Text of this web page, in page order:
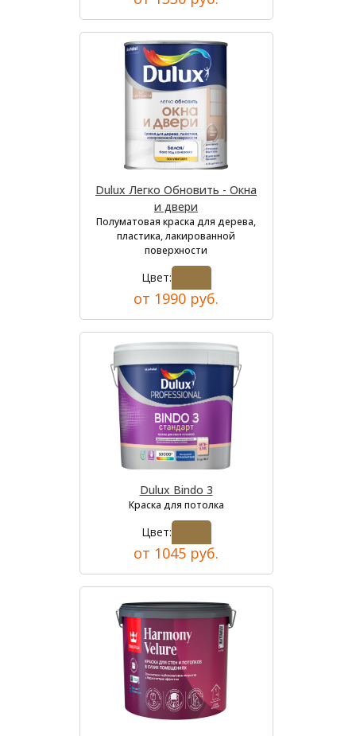
Dulux Легко Обновить - Окна
и двери
Полуматовая краска для дерева,
пластика, лакированной
поверхности
Цвет:
от 1990 руб.
Dulux Bindo 3
Краска для потолка
Цвет:
от 1045 руб.